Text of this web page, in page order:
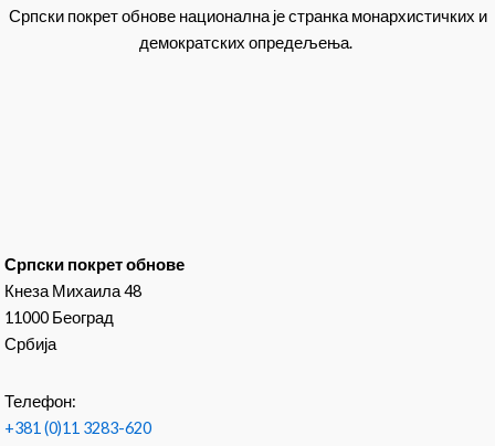
Српски покрет обнове национална је странка монархистичких и
демократских опредељења.
Српски покрет обнове
Кнеза Михаила 48
11000 Београд
Србија
Телефон:
+381 (0)11 3283-620